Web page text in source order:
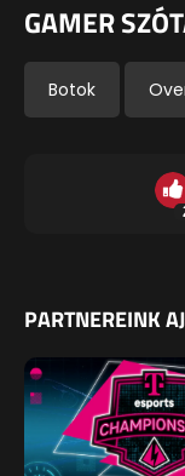
GAMER
Botok
PARTNEREINK